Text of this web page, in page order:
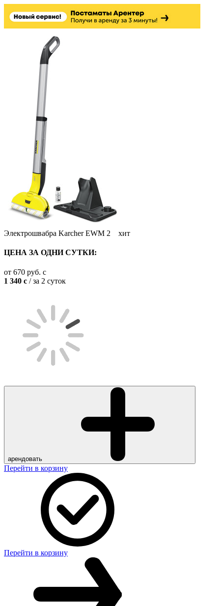
Электрошвабра Karcher EWM 2 хит
ЦЕНА ЗА ОДНИ СУТКИ:
от 670 руб. c
1 340 c / за 2 суток
арендовать
Перейти в корзину
Перейти в корзину